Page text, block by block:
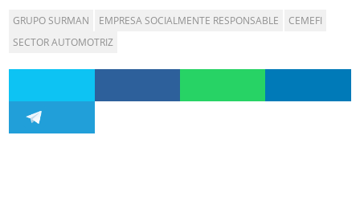
GRUPO SURMAN EMPRESA SOCIALMENTE RESPONSABLE
CEMEFI
SECTOR AUTOMOTRIZ